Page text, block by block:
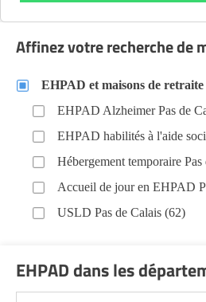
Affinez votre recherche de
EHPAD et maisons de retraite
EHPAD Alzheimer Pas de
EHPAD habilités à l'aide
Hébergement temporaire
Accueil de jour en EHPAD
USLD Pas de Calais (62)
EHPAD dans les